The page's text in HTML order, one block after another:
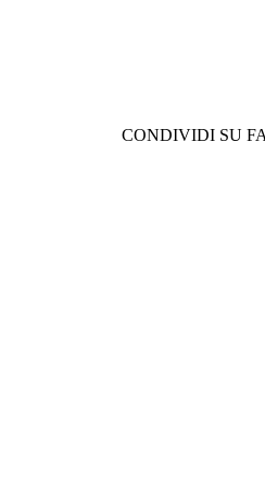
CONDIVIDI SU